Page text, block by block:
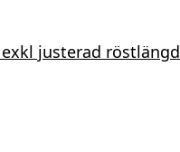
justerad röstlängd